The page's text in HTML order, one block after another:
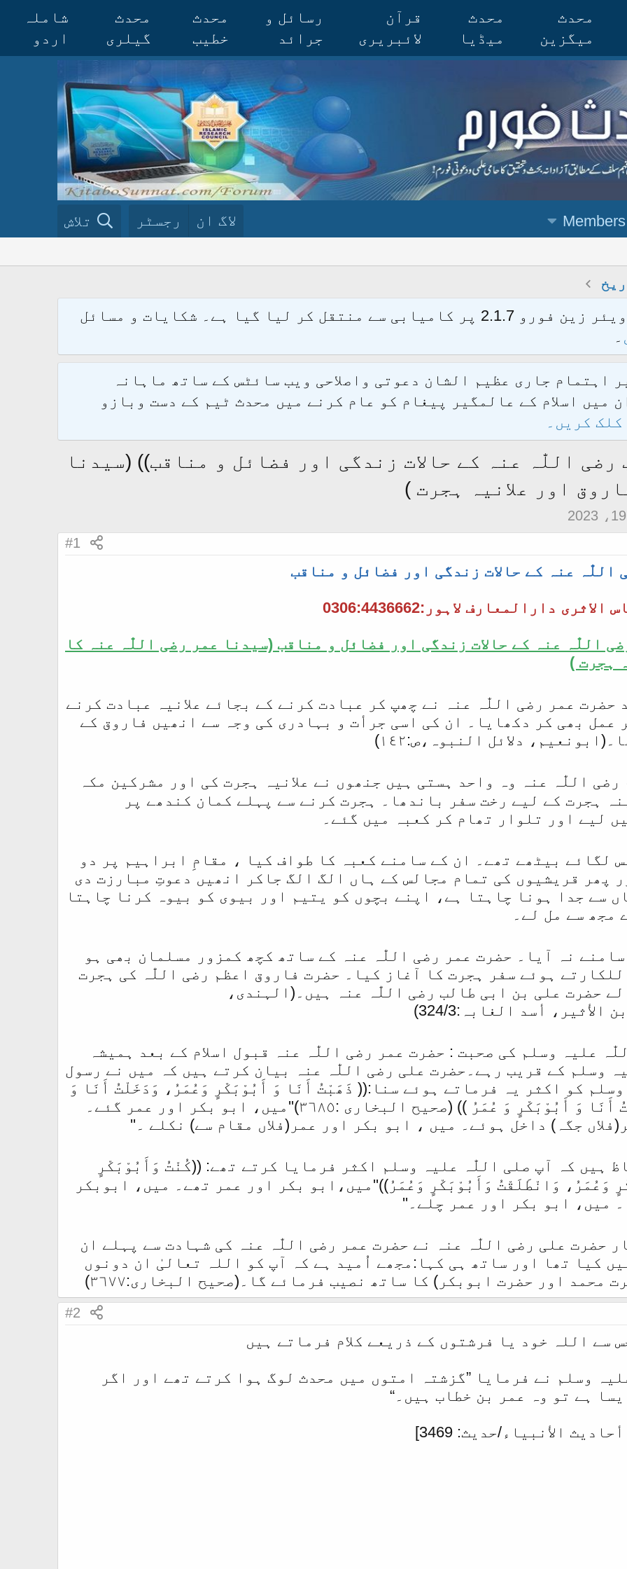
محدث
میگزین
محدث
میڈیا
قرآن
لائبریری
رسائل و
جرائد
محدث
خطیب
محدث
گیلری
شاملہ
اردو
Members لاگ ان رجسٹر تلاش
الحمدللہ محدث فورم کو نئےسافٹ ویئر زین فورو 2.1.7 پر کامیابی سے منتقل کر لیا گیا ہے۔ شکایات و مسائل
۔
اہتمام جاری عظیم الشان دعوتی واصلاحی ویب سائٹس کے ساتھ ماہانہ
میں اسلام کے عالمگیر پیغام کو عام کرنے میں محدث ٹیم کے دست وبازو
کلک کریں۔
رضی اللّٰہ عنہ کے حالات زندگی اور فضائل و مناقب)) (سیدنا
اور علانیہ ہجرت )
#1
اللّٰہ عنہ کے حالات زندگی اور فضائل و مناقب
دارالمعارف لاہور:0306:4436662
اللّٰہ عنہ کے حالات زندگی اور فضائل و مناقب (سیدنا عمر رضی اللّٰہ عنہ کا
ہجرت )
حضرت عمر رضی اللّٰہ عنہ نے چھپ کر عبادت کرنے کے بجائے علانیہ عبادت کرنے
عمل بھی کر دکھایا۔ ان کی اسی جرأت و بہادری کی وجہ سے انھیں فاروق کے
دلائل النبوہ،ص:١٤٢)
اللّٰہ عنہ وہ واحد ہستی ہیں جنھوں نے علانیہ ہجرت کی اور مشرکین مکہ
ہجرت کے لیے رخت سفر باندھا۔ ہجرت کرنے سے پہلے کمان کندھے پر
لیے اور تلوار تھام کر کعبہ میں گئے۔
لگائے بیٹھے تھے۔ ان کے سامنے کعبہ کا طواف کیا ، مقامِ ابراہیم پر دو
پھر قریشیوں کی تمام مجالس کے ہاں الگ الگ جاکر انھیں دعوتِ مبارزت دی
سے جدا ہونا چاہتا ہے، اپنے بچوں کو یتیم اور بیوی کو بیوہ کرنا چاہتا
مجھ سے مل لے۔
نہ آیا۔ حضرت عمر رضی اللّٰہ عنہ کے ساتھ کچھ کمزور مسلمان بھی ہو
ہوئے سفر ہجرت کا آغاز کیا۔ حضرت فاروق اعظم رضی اللّٰہ کی ہجرت
حضرت علی بن ابی طالب رضی اللّٰہ عنہ ہیں۔(الہندی،
علیہ وسلم کی صحبت : حضرت عمر رضی اللّٰہ عنہ قبول اسلام کے بعد ہمیشہ
وسلم کے قریب رہے۔حضرت علی رضی اللّٰہ عنہ بیان کرتے ہیں کہ میں نے رسول
کو اکثر یہ فرماتے ہوئے سنا:(( ذَھَبْتُ أَنَا وَ أَبُوْبَکْرٍ وَعُمَرُ، وَدَخَلْتُ أَنَا وَ
أَبُوْبَکْرٍ وَ عُمَرُ، وَخَرَجْتُ أَنَا وَ أَبُوْبَکْرٍ وَ عُمَرُ )) (صحیح البخاری :٣٦٨٥)''میں، ابو بکر اور عمر گئے۔
جگہ) داخل ہوئے۔ میں ، ابو بکر اور عمر(فلاں مقام سے) نکلے ۔''
ہیں کہ آپ صلی اللّٰہ علیہ وسلم اکثر فرمایا کرتے تھے: ((کُنْتُ وَأَبُوْبَکْرٍ
وَعُمَرُ، وَانْطَلَقْتُ وَأَبُوْبَکْرٍ وَعُمَرُ))''میں،ابو بکر اور عمر تھے۔ میں، ابوبکر
میں، ابو بکر اور عمر چلے۔''
حضرت علی رضی اللّٰہ عنہ نے حضرت عمر رضی اللّٰہ عنہ کی شہادت سے پہلے ان
کیا تھا اور ساتھ ہی کہا:مجھے اُمید ہے کہ آپ کو اللہ تعالیٰ ان دونوں
محمد اور حضرت ابوبکر) کا ساتھ نصیب فرمائے گا۔(صحیح البخاری:٣٦٧٧)
#2
سے اللہ خود یا فرشتوں کے ذریعے کلام فرماتے ہیں
وسلم نے فرمایا ”گزشتہ امتوں میں محدث لوگ ہوا کرتے تھے اور اگر
ہے تو وہ عمر بن خطاب ہیں۔“
الأنبياء/حدیث: 3469]